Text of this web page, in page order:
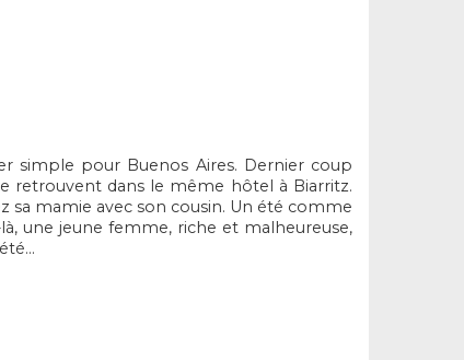
simple pour Buenos Aires. Dernier coup
retrouvent dans le même hôtel à Biarritz.
sa mamie avec son cousin. Un été comme
une jeune femme, riche et malheureuse,